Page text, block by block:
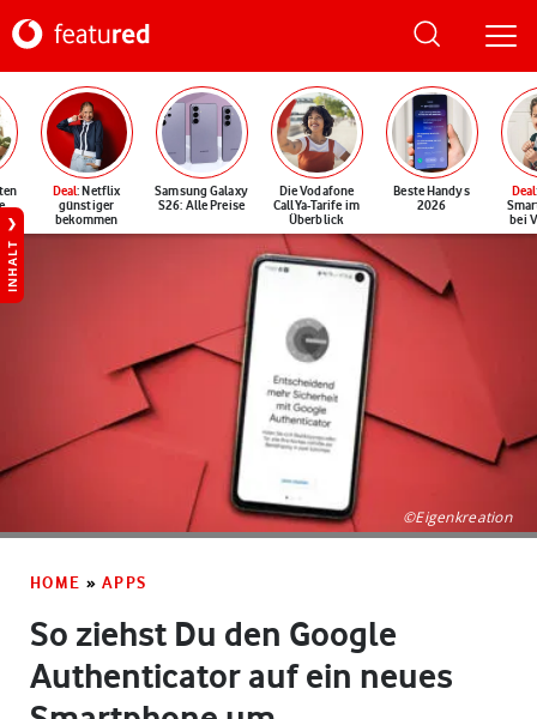
Deal: Netflix
günstiger
bekommen
Samsung Galaxy
S26: Alle Preise
Die Vodafone
CallYa-Tarife im
Überblick
Beste Handys
2026
Deal
bei
INHALT
©Eigenkreation
HOME » APPS
So ziehst Du den Google
Authenticator auf ein neues